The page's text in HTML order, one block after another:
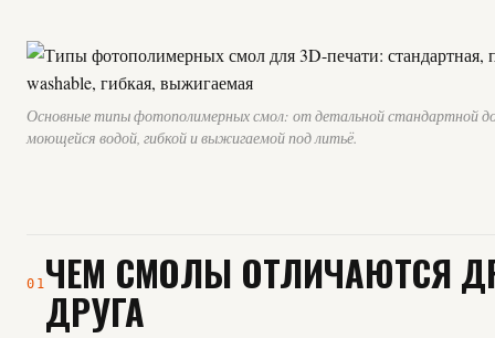
Основные типы фотополимерных смол: от детальной стандартной
моющейся водой, гибкой и выжигаемой под литьё.
01ЧЕМ СМОЛЫ ОТЛИЧАЮТСЯ
ДРУГА